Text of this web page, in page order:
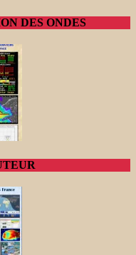
DES ONDES